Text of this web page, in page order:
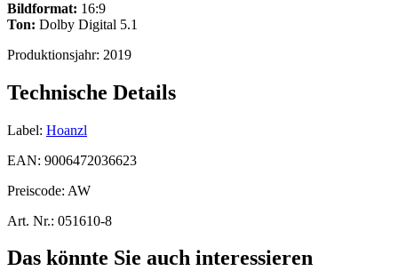
Bildformat: 16:9
Ton: Dolby Digital 5.1
Produktionsjahr: 2019
Technische Details
Label: Hoanzl
EAN: 9006472036623
Preiscode: AW
Art. Nr.: 051610-8
Das könnte Sie auch interessieren